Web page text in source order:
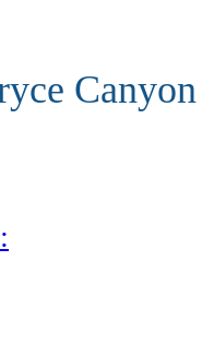
Canyon